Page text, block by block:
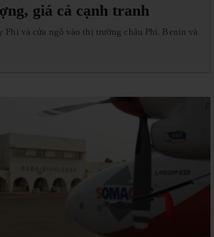
giá cả cạnh tranh
Phi và cửa ngõ vào thị trường châu Phi. Benin và